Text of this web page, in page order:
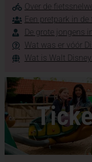
Over de
Een pretpark in
De grote jongens
Wat was er vóór
Wat is Walt